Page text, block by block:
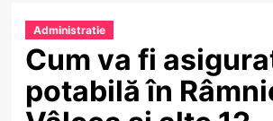
Administratie
Cum va fi
potabilă în